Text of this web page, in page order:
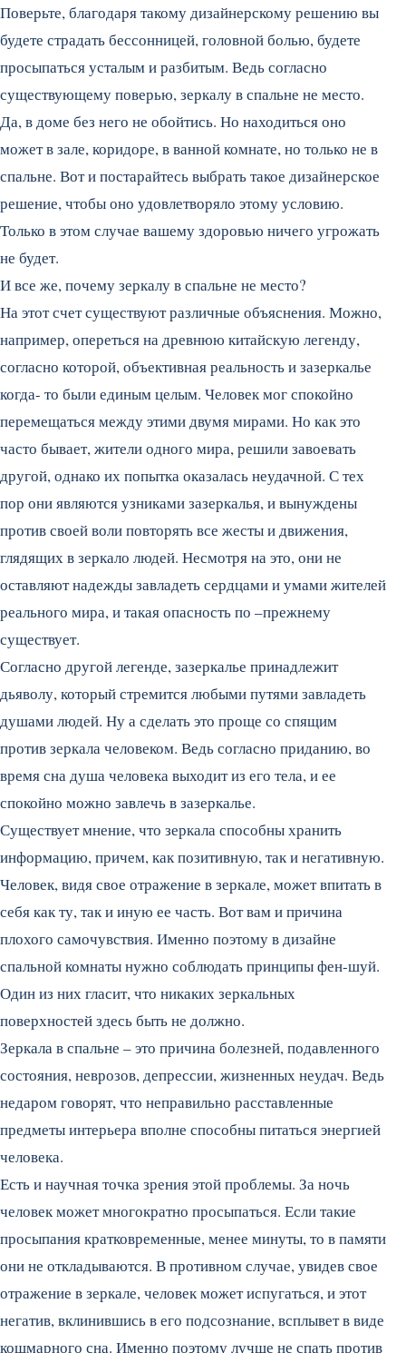
Поверьте, благодаря такому дизайнерскому решению вы
будете страдать бессонницей, головной болью, будете
просыпаться усталым и разбитым. Ведь согласно
существующему поверью, зеркалу в спальне не место.
Да, в доме без него не обойтись. Но находиться оно
может в зале, коридоре, в ванной комнате, но только не в
спальне. Вот и постарайтесь выбрать такое дизайнерское
решение, чтобы оно удовлетворяло этому условию.
Только в этом случае вашему здоровью ничего угрожать
не будет.
И все же, почему зеркалу в спальне не место?
На этот счет существуют различные объяснения. Можно,
например, опереться на древнюю китайскую легенду,
согласно которой, объективная реальность и зазеркалье
когда- то были единым целым. Человек мог спокойно
перемещаться между этими двумя мирами. Но как это
часто бывает, жители одного мира, решили завоевать
другой, однако их попытка оказалась неудачной. С тех
пор они являются узниками зазеркалья, и вынуждены
против своей воли повторять все жесты и движения,
глядящих в зеркало людей. Несмотря на это, они не
оставляют надежды завладеть сердцами и умами жителей
реального мира, и такая опасность по –прежнему
существует.
Согласно другой легенде, зазеркалье принадлежит
дьяволу, который стремится любыми путями завладеть
душами людей. Ну а сделать это проще со спящим
против зеркала человеком. Ведь согласно приданию, во
время сна душа человека выходит из его тела, и ее
спокойно можно завлечь в зазеркалье.
Существует мнение, что зеркала способны хранить
информацию, причем, как позитивную, так и негативную.
Человек, видя свое отражение в зеркале, может впитать в
себя как ту, так и иную ее часть. Вот вам и причина
плохого самочувствия. Именно поэтому в дизайне
спальной комнаты нужно соблюдать принципы фен-шуй.
Один из них гласит, что никаких зеркальных
поверхностей здесь быть не должно.
Зеркала в спальне – это причина болезней, подавленного
состояния, неврозов, депрессии, жизненных неудач. Ведь
недаром говорят, что неправильно расставленные
предметы интерьера вполне способны питаться энергией
человека.
Есть и научная точка зрения этой проблемы. За ночь
человек может многократно просыпаться. Если такие
просыпания кратковременные, менее минуты, то в памяти
они не откладываются. В противном случае, увидев свое
отражение в зеркале, человек может испугаться, и этот
негатив, вклинившись в его подсознание, всплывет в виде
кошмарного сна. Именно поэтому лучше не спать против